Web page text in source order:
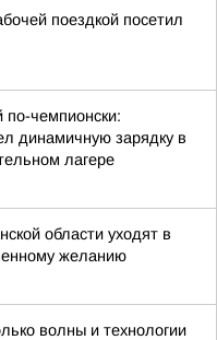
поездкой посетил
по-чемпионски:
динамичную зарядку в
лагере
области уходят в
желанию
волны и технологии